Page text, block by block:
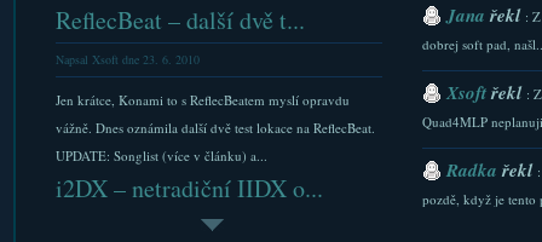
ReflecBeat – další dvě t...
Napsal Xsoft dne 23. 6. 2010
Jen krátce, Konami to s ReflecBeatem myslí opravdu
vážně. Dnes oznámila další dvě test lokace na ReflecBeat.
UPDATE: Songlist (více v článku) a...
i2DX – netradiční IIDX o...
Janařekl :
dobrej soft pad,
Xsoftřekl :
Quad4MLP
Radkařekl
pozdě, když je tento